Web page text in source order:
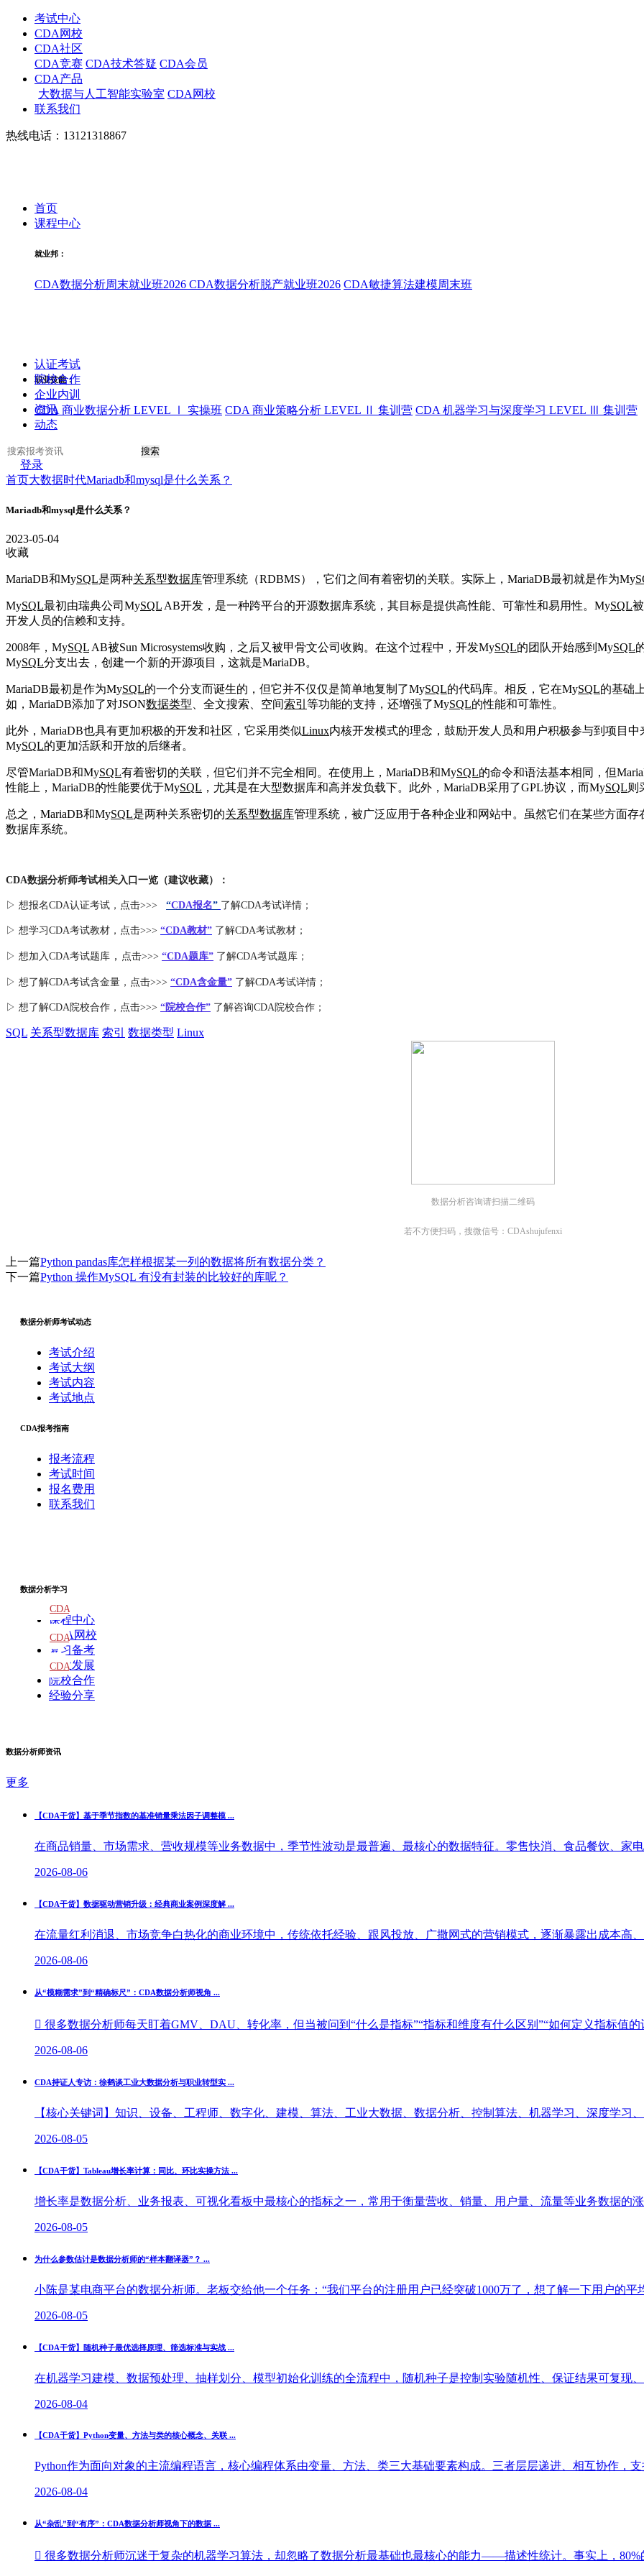
考试中心
CDA网校
CDA社区
CDA竞赛 CDA技术答疑 CDA会员
CDA产品
大数据与人工智能实验室 CDA网校
联系我们
热线电话：13121318867
首页
课程中心
就业邦：
CDA数据分析周末就业班2026 CDA数据分析脱产就业班2026 CDA敏捷算法建模周末班
职业技能：
CDA 商业数据分析 LEVEL Ⅰ 实操班 CDA 商业策略分析 LEVEL Ⅱ 集训营 CDA 机器学习与深度学习 LEVEL Ⅲ 集训营
认证考试
院校合作
企业内训
资讯
动态
搜索
登录
首页大数据时代Mariadb和mysql是什么关系？
Mariadb和mysql是什么关系？
2023-05-04
收藏
MariaDB和MySQL是两种关系型数据库管理系统（RDBMS），它们之间有着密切的关联。实际上，MariaDB最初就是作为My
MySQL最初由瑞典公司MySQL AB开发，是一种跨平台的开源数据库系统，其目标是提供高性能、可靠性和易用性。MySQL
开发人员的信赖和支持。
2008年，MySQL AB被Sun Microsystems收购，之后又被甲骨文公司收购。在这个过程中，开发MySQL的团队开始感到MySQL
MySQL分支出去，创建一个新的开源项目，这就是MariaDB。
MariaDB最初是作为MySQL的一个分支而诞生的，但它并不仅仅是简单地复制了MySQL的代码库。相反，它在MySQL的基础
如，MariaDB添加了对JSON数据类型 、全文搜索、空间索引 等功能的支持，还增强了MySQL的性能和可靠性。
此外，MariaDB也具有更加积极的开发和社区，它采用类似Linux内核开发模式的理念，鼓励开发人员和用户积极参与到项目
MySQL的更加活跃和开放的后继者。
尽管MariaDB和MySQL有着密切的关联，但它们并不完全相同。在使用上，MariaDB和MySQL的命令和语法基本相同，但
性能上，MariaDB的性能要优于MySQL ，尤其是在大型数据库和高并发负载下。此外，MariaDB采用了GPL协议，而MySQL则
总之，MariaDB和MySQL是两种关系密切的关系型数据库管理系统，被广泛应用于各种企业和网站中。虽然它们在某些方面
数据库系统。
CDA数据分析师考试相关入口一览（建议收藏）：
▷ 想报名CDA认证考试，点击>>> “CDA报名” 了解CDA考试详情；
▷ 想学习CDA考试教材，点击>>> “CDA教材” 了解CDA考试教材；
▷ 想加入CDA考试题库 ， 点击>>> “CDA题库” 了解CDA考试题库；
▷ 想了解CDA考试含金量 ，点击>>> “CDA含金量” 了解CDA考试详情；
▷ 想了解CDA院校合作 ，点击>>> “院校合作” 了解咨询CDA院校合作；
SQL 关系型数据库 索引 数据类型 Linux
数据分析咨询请扫描二维码
若不方便扫码，搜微信号：CDAshujufenxi
上一篇Python pandas库怎样根据某一列的数据将所有数据分类？
下一篇Python 操作MySQL 有没有封装的比较好的库呢？
数据分析师考试动态
考试介绍
考试大纲
考试内容
考试地点
CDA报考指南
报考流程
考试时间
报名费用
联系我们
数据分析学习
课程中心
CDA网校
复习备考
职业发展
院校合作
经验分享
数据分析师资讯
更多
【CDA干货】基于季节指数的基准销量乘法因子调整模 ...
在商品销量、市场需求、营收规模等业务数据中，季节性波动是最普遍、最核心的数据特征。零售快消、食品餐饮、家
2026-08-06
【CDA干货】数据驱动营销升级：经典商业案例深度解 ...
在流量红利消退、市场竞争白热化的商业环境中，传统依托经验、跟风投放、广撒网式的营销模式，逐渐暴露出成本高
2026-08-06
从“模糊需求”到“精确标尺”：CDA数据分析师视角 ...
 很多数据分析师每天盯着GMV、DAU、转化率，但当被问到“什么是指标”“指标和维度有什么区别”“如何定义指标值的
2026-08-06
CDA持证人专访：徐鹤谈工业大数据分析与职业转型实 ...
【核心关键词】知识、设备、工程师、数字化、建模、算法、工业大数据、数据分析、控制算法、机器学习、深度学习
2026-08-05
【CDA干货】Tableau增长率计算：同比、环比实操方法 ...
增长率是数据分析、业务报表、可视化看板中最核心的指标之一，常用于衡量营收、销量、用户量、流量等业务数据的
2026-08-05
为什么参数估计是数据分析师的“样本翻译器”？ ...
小陈是某电商平台的数据分析师。老板交给他一个任务：“我们平台的注册用户已经突破1000万了，想了解一下用户的平
2026-08-05
【CDA干货】随机种子最优选择原理、筛选标准与实战 ...
在机器学习建模、数据预处理、抽样划分、模型初始化训练的全流程中，随机种子是控制实验随机性、保证结果可复现
2026-08-04
【CDA干货】Python变量、方法与类的核心概念、关联 ...
Python作为面向对象的主流编程语言，核心编程体系由变量、方法、类三大基础要素构成。三者层层递进、相互协作，
2026-08-04
从“杂乱”到“有序”：CDA数据分析师视角下的数据 ...
 很多数据分析师沉迷于复杂的机器学习算法，却忽略了数据分析最基础也最核心的能力——描述性统计。事实上，80%
CDA
教材
CDA
题库
CDA
大纲